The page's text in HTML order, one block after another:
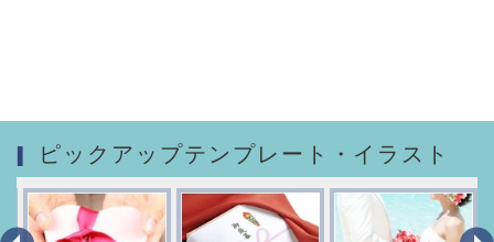
ピックアップテンプレート・イラスト